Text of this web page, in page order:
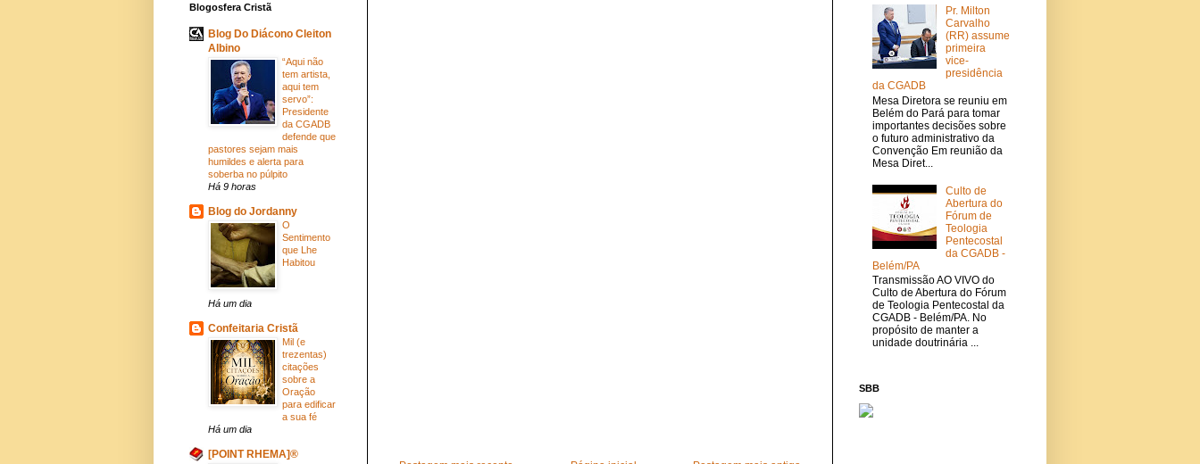
Blogosfera Cristã
Blog Do Diácono Cleiton
Albino
“Aqui não
tem artista,
aqui tem
servo”:
Presidente
da CGADB
defende que
pastores sejam mais
humildes e alerta para
soberba no púlpito
Há 9 horas
Blog do Jordanny
O
Sentimento
que Lhe
Habitou
Há um dia
Confeitaria Cristã
Mil (e
trezentas)
citações
sobre a
Oração
para edificar
a sua fé
Há um dia
[POINT RHEMA]®
Pr. Milton
Carvalho
(RR) assume
primeira
vice-
presidência
da CGADB
Mesa Diretora se reuniu em
Belém do Pará para tomar
importantes decisões sobre
o futuro administrativo da
Convenção Em reunião da
Mesa Diret...
Culto de
Abertura do
Fórum de
Teologia
Pentecostal
da CGADB -
Belém/PA
Transmissão AO VIVO do
Culto de Abertura do Fórum
de Teologia Pentecostal da
CGADB - Belém/PA. No
propósito de manter a
unidade doutrinária ...
SBB